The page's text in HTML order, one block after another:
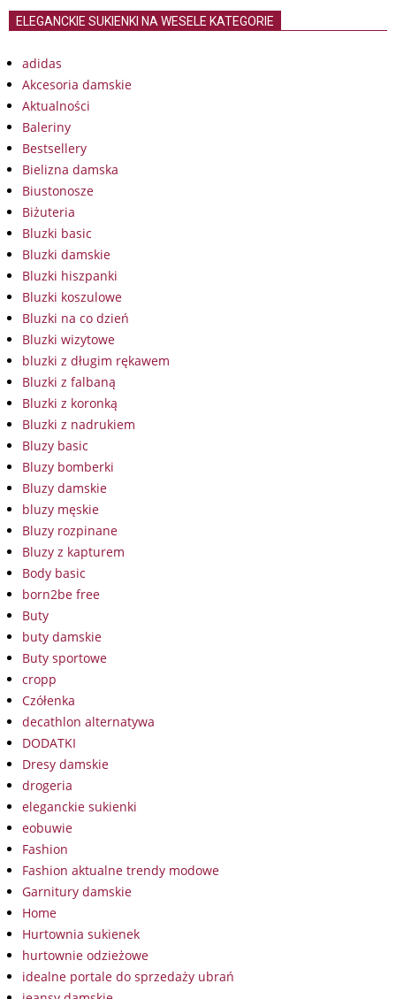
ELEGANCKIE SUKIENKI NA WESELE KATEGORIE
adidas
Akcesoria damskie
Aktualności
Baleriny
Bestsellery
Bielizna damska
Biustonosze
Biżuteria
Bluzki basic
Bluzki damskie
Bluzki hiszpanki
Bluzki koszulowe
Bluzki na co dzień
Bluzki wizytowe
bluzki z długim rękawem
Bluzki z falbaną
Bluzki z koronką
Bluzki z nadrukiem
Bluzy basic
Bluzy bomberki
Bluzy damskie
bluzy męskie
Bluzy rozpinane
Bluzy z kapturem
Body basic
born2be free
Buty
buty damskie
Buty sportowe
cropp
Czółenka
decathlon alternatywa
DODATKI
Dresy damskie
drogeria
eleganckie sukienki
eobuwie
Fashion
Fashion aktualne trendy modowe
Garnitury damskie
Home
Hurtownia sukienek
hurtownie odzieżowe
idealne portale do sprzedaży ubrań